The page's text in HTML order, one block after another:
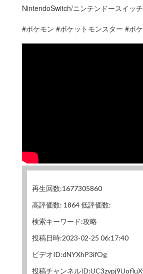
NintendoSwitch/ニンテンドースイッチ
#ポケモン #ポケットモンスター #ポ
再生回数:1677305860
高評価数: 1864 低評価数:
検索キーワード:攻略
投稿日時:2023-02-25 06:17:40
ビデオID:dNYXhP3ifOg
投稿チャンネル